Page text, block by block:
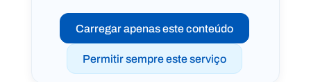
Carregar apenas este conteúdo
Permitir sempre este serviço
O
A
L